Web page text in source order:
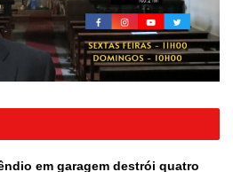
em garagem destrói quatro